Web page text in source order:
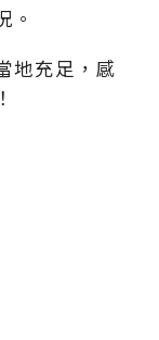
。
地充足，感